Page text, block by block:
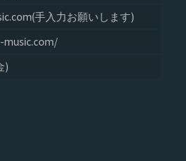
手入力お願いします)
)